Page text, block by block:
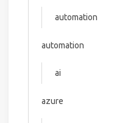
automation
automation
ai
azure